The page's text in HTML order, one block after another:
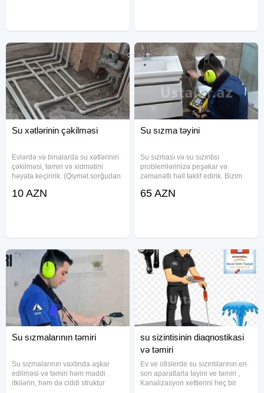
Su xətlərinin çəkilməsi
Evlərdə və binalarda su xətlərinin
çəkilməsi, təmiri və xidmətini
həyata keçiririk. (Qiymət sorğudan
sorğular, nasazlıqların aradan
10 AZN
Su sızma təyini
Su sızması və su sızıntısı
problemlərinizə peşəkar və
zəmanətli həll təklif edirik. Bizim
nöqtəsini ən müasir avadanlıqlarla
65 AZN
Su sızmalarının təmiri
Su sızmalarının vaxtında aşkar
edilməsi və təmiri həm maddi
itkilərin, həm də ciddi struktur
su sizintisinin diaqnostikasi
və təmiri
Ev ve ofislerde su sızıntılarının en
son aparatlarla təyini ve təmiri ,
Kanalizasyon xettlerini heç bir